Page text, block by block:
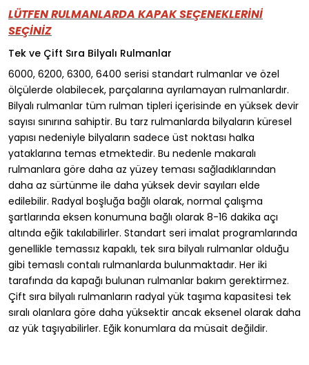
LÜTFEN RULMANLARDA KAPAK SEÇENEKLERİNİ
SEÇİNİZ
Tek ve Çift Sıra Bilyalı Rulmanlar
6000, 6200, 6300, 6400 serisi standart rulmanlar ve özel
ölçülerde olabilecek, parçalarına ayrılamayan rulmanlardır.
Bilyalı rulmanlar tüm rulman tipleri içerisinde en yüksek devir
sayısı sınırına sahiptir. Bu tarz rulmanlarda bilyaların küresel
yapısı nedeniyle bilyaların sadece üst noktası halka
yataklarına temas etmektedir. Bu nedenle makaralı
rulmanlara göre daha az yüzey teması sağladıklarından
daha az sürtünme ile daha yüksek devir sayıları elde
edilebilir. Radyal boşluğa bağlı olarak, normal çalışma
şartlarında eksen konumuna bağlı olarak 8-16 dakika açı
altında eğik takılabilirler. Standart seri imalat programlarında
genellikle temassız kapaklı, tek sıra bilyalı rulmanlar olduğu
gibi temaslı contalı rulmanlarda bulunmaktadır. Her iki
tarafında da kapağı bulunan rulmanlar bakım gerektirmez.
Çift sıra bilyalı rulmanların radyal yük taşıma kapasitesi tek
sıralı olanlara göre daha yüksektir ancak eksenel olarak daha
az yük taşıyabilirler. Eğik konumlara da müsait değildir.